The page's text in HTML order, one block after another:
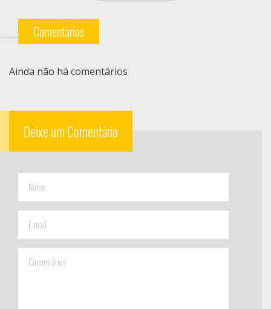
Comentários
Ainda não há comentários
Deixe um Comentário